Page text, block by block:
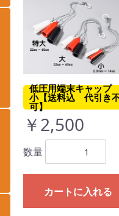
低圧用端末キャッ
小【送料込 代引き
可】
￥2,500
数量
カートに入れる